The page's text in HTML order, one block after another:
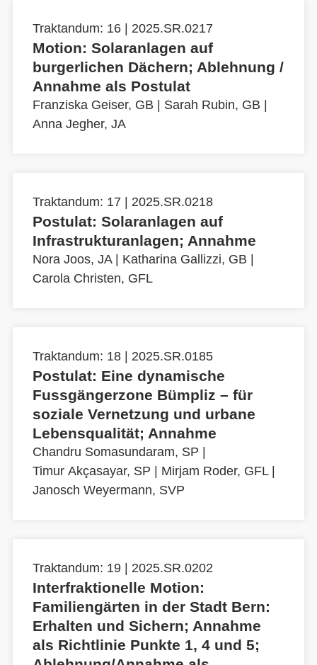
Traktandum: 16 | 2025.SR.0217
Motion: Solaranlagen auf
burgerlichen Dächern; Ablehnung /
Annahme als Postulat
Franziska Geiser, GB Sarah Rubin, GB
Anna Jegher, JA
Traktandum: 17 | 2025.SR.0218
Postulat: Solaranlagen auf
Infrastrukturanlagen; Annahme
Nora Joos, JA| Katharina Gallizzi, GB
Carola Christen, GFL
Traktandum: 18 | 2025.SR.0185
Postulat: Eine dynamische
Fussgängerzone Bümpliz – für
soziale Vernetzung und urbane
Lebensqualität; Annahme
Chandru Somasundaram, SP
Timur Akçasayar, SP
Mirjam Roder, GFL|
Janosch Weyermann, SVP
Traktandum: 19 | 2025.SR.0202
Interfraktionelle Motion:
Familiengärten in der Stadt Bern:
Erhalten und Sichern; Annahme
als Richtlinie Punkte 1, 4 und 5;